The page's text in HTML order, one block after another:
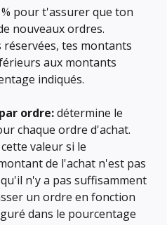
pour t'assurer que ton
nouveaux ordres.
tes montants
aux montants
indiqués.
ordre: détermine le
chaque ordre d'achat.
valeur si le
de l'achat n'est pas
n'y a pas suffisamment
un ordre en fonction
dans le pourcentage